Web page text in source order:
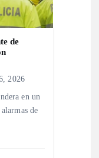
de
2026
en un
de